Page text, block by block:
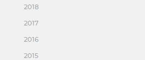
2018
2017
2016
2015